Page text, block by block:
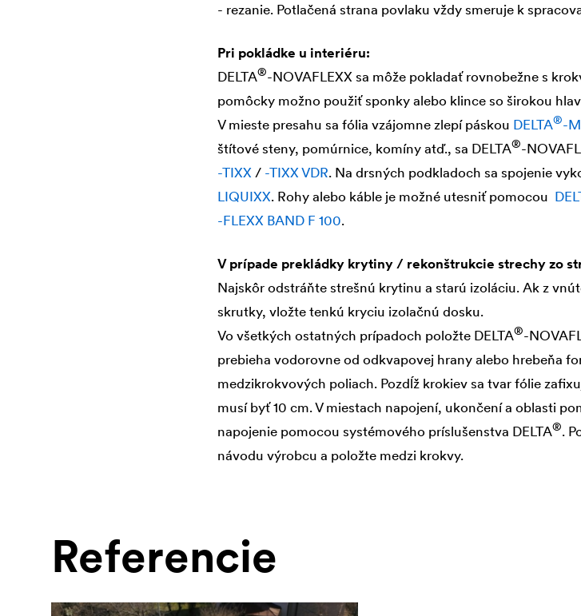
- rezanie. Potlačená strana povlaku vždy smeruje k
Pri pokládke u interiéru:
DELTA®-NOVAFLEXX sa môže pokladať rovnobežne s
pomôcky možno použiť sponky alebo klince so širokou
V mieste presahu sa fólia vzájomne zlepí páskou DELTA®-
štítové steny, pomúrnice, komíny atď., sa DELTA®-
-TIXX/ -TIXX VDR. Na drsných podkladoch sa spojenie
LIQUIXX. Rohy alebo káble je možné utesniť pomocou
-FLEXX BAND F 100.
V prípade prekládky krytiny / rekonštrukcie strechy zo
Najskôr odstráňte strešnú krytinu a starú izoláciu. Ak z
skrutky, vložte tenkú kryciu izolačnú dosku.
Vo všetkých ostatných prípadoch položte DELTA®-
prebieha vodorovne od odkvapovej hrany alebo hrebeňa
medzikrokvových poliach. Pozdĺž krokiev sa tvar fólie
musí byť 10 cm. V miestach napojení, ukončení a oblasti
napojenie pomocou systémového príslušenstva DELTA®.
návodu výrobcu a položte medzi krokvy.
Referencie